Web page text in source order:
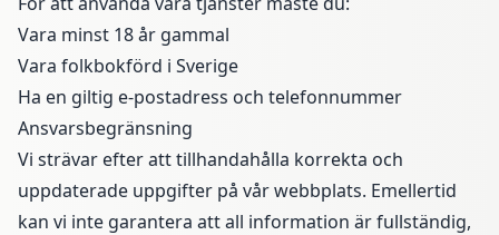
Vara minst 18 år gammal
Vara folkbokförd i Sverige
Ha en giltig e-postadress och telefonnummer
Ansvarsbegränsning
Vi strävar efter att tillhandahålla korrekta och
uppdaterade uppgifter på vår webbplats. Emellertid
kan vi inte garantera att all information är fullständig,